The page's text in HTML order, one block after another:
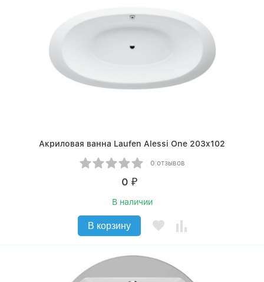
Акриловая ванна Laufen Alessi One 203x102
0 отзывов
0 ₽
В наличии
В корзину